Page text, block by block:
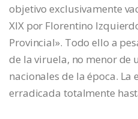
objetivo exclusivamente
XIX por Florentino
Provincial». Todo ello a
de la viruela, no menor de
nacionales de la época. La
erradicada totalmente